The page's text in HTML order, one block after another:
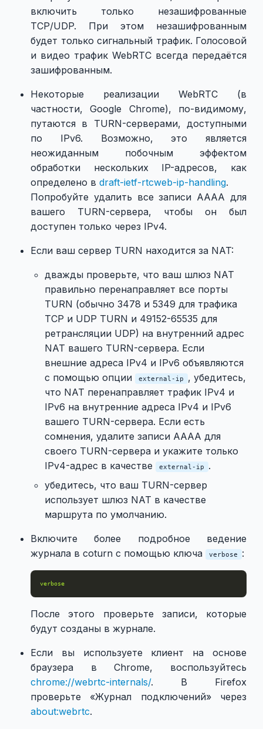
включить только незашифрованные
TCP/UDP. При этом незашифрованным
будет только сигнальный трафик. Голосовой
и видео трафик WebRTC всегда передаётся
зашифрованным.
Некоторые реализации WebRTC (в
частности, Google Chrome), по-видимому,
путаются в TURN-серверами, доступными
по IPv6. Возможно, это является
неожиданным побочным эффектом
обработки нескольких IP-адресов, как
определено в draft-ietf-rtcweb-ip-handling.
Попробуйте удалить все записи AAAA для
вашего TURN-сервера, чтобы он был
доступен только через IPv4.
Если ваш сервер TURN находится за NAT:
дважды проверьте, что ваш шлюз NAT
правильно перенаправляет все порты
TURN (обычно 3478 и 5349 для трафика
TCP и UDP TURN и 49152-65535 для
ретрансляции UDP) на внутренний адрес
NAT вашего TURN-сервера. Если
внешние адреса IPv4 и IPv6 объявляются
с помощью опции
external-ip , убедитесь,
что NAT перенаправляет трафик IPv4 и
IPv6 на внутренние адреса IPv4 и IPv6
вашего TURN-сервера. Если есть
сомнения, удалите записи AAAA для
своего TURN-сервера и укажите только
IPv4-адрес в качестве
external-ip .
убедитесь, что ваш TURN-сервер
использует шлюз NAT в качестве
маршрута по умолчанию.
Включите более подробное ведение
журнала в coturn с помощью ключа
verbose :
verbose
После этого проверьте записи, которые
будут созданы в журнале.
Если вы используете клиент на основе
браузера в Chrome, воспользуйтесь
chrome://webrtc-internals/. В Firefox
проверьте «Журнал подключений» через
about:webrtc.